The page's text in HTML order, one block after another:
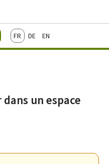
FrançaisDeutschEnglish
un espace